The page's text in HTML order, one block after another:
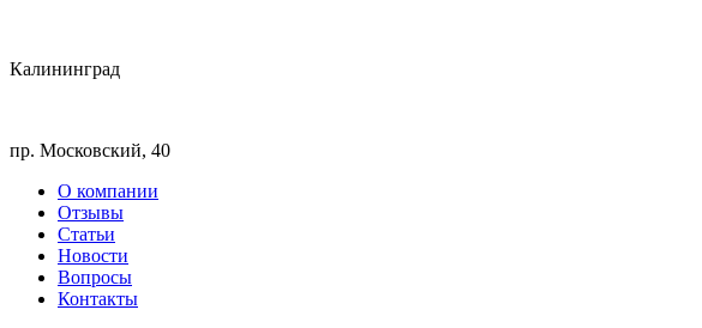
Калининград
пр. Московский, 40
О компании
Отзывы
Статьи
Новости
Вопросы
Контакты